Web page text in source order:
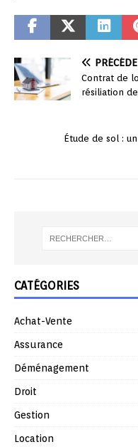
Contrat de
résiliation
Étude de sol :
CATÉGORIES
Achat-Vente
Assurance
Déménagement
Droit
Gestion
Location